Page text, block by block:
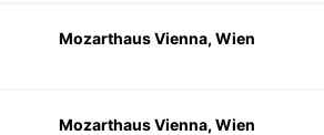
Mozarthaus Vienna, Wien
Mozarthaus Vienna, Wien